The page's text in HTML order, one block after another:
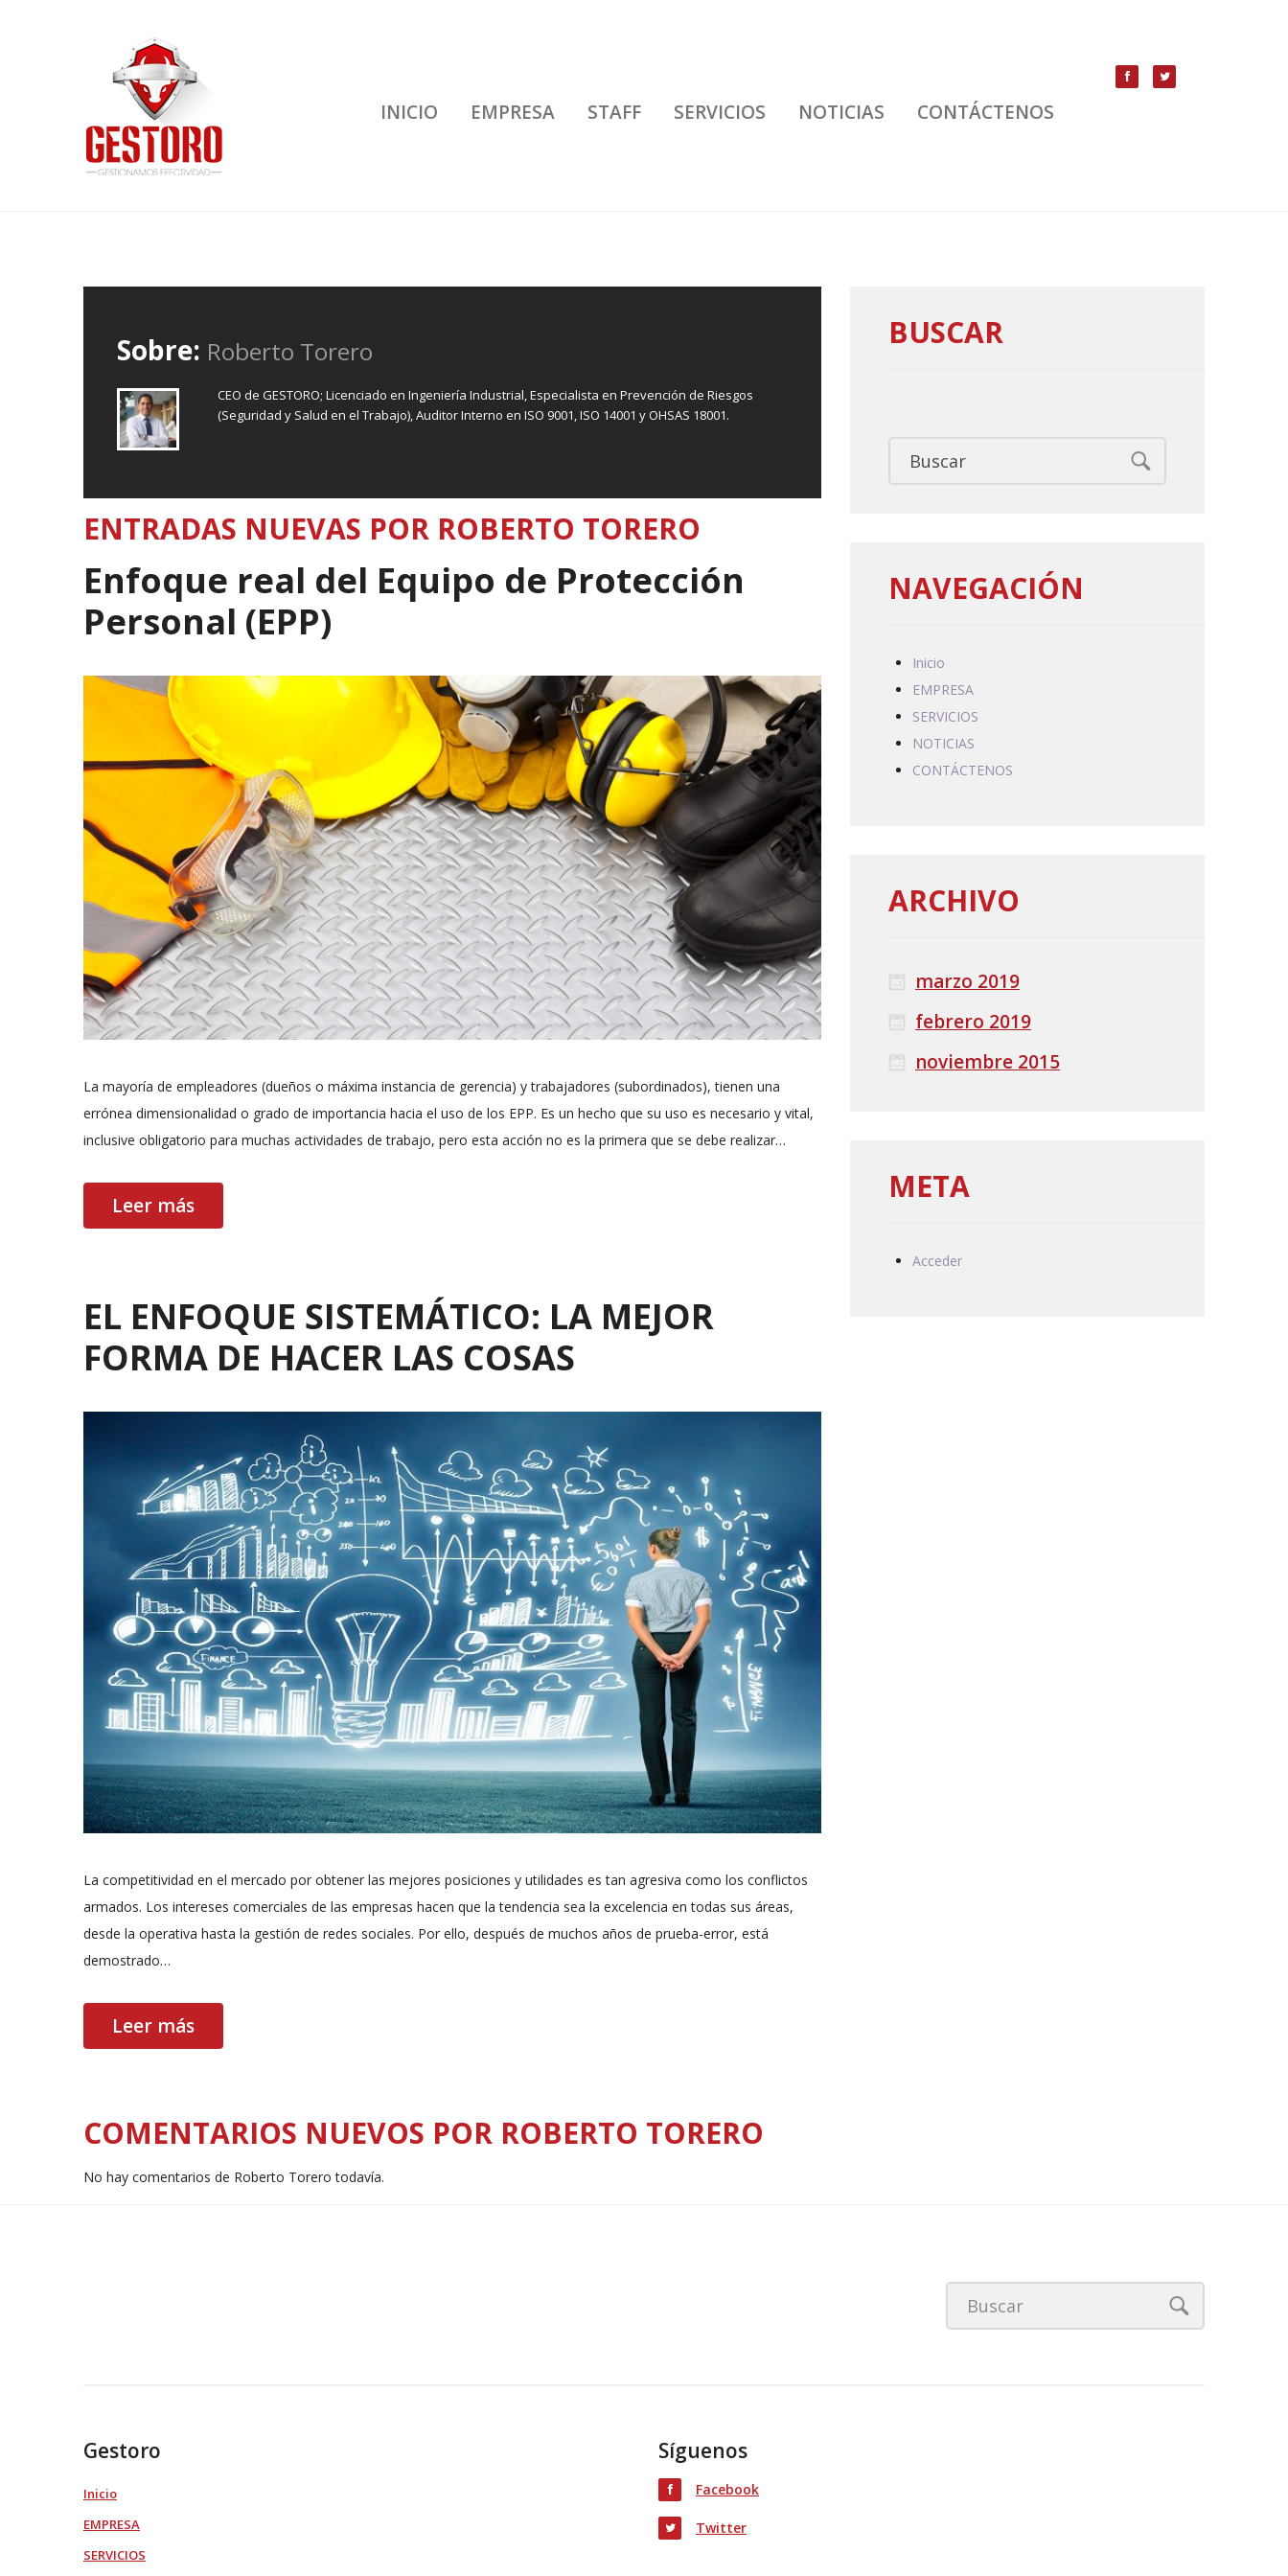
INICIO EMPRESA STAFF SERVICIOS NOTICIAS CONTÁCTENOS
Sobre: Roberto Torero
CEO de GESTORO; Licenciado en Ingeniería Industrial, Especialista en Prevención de Riesgos
(Seguridad y Salud en el Trabajo), Auditor Interno en ISO 9001, ISO 14001 y OHSAS 18001.
ENTRADAS NUEVAS POR ROBERTO TORERO
Enfoque real del Equipo de Protección
Personal (EPP)
La mayoría de empleadores (dueños o máxima instancia de gerencia) y trabajadores (subordinados), tienen una
errónea dimensionalidad o grado de importancia hacia el uso de los EPP. Es un hecho que su uso es necesario y vital,
inclusive obligatorio para muchas actividades de trabajo, pero esta acción no es la primera que se debe realizar…
Leer más
EL ENFOQUE SISTEMÁTICO: LA MEJOR
FORMA DE HACER LAS COSAS
La competitividad en el mercado por obtener las mejores posiciones y utilidades es tan agresiva como los conflictos
armados. Los intereses comerciales de las empresas hacen que la tendencia sea la excelencia en todas sus áreas,
desde la operativa hasta la gestión de redes sociales. Por ello, después de muchos años de prueba-error, está
demostrado…
Leer más
COMENTARIOS NUEVOS POR ROBERTO TORERO
No hay comentarios de Roberto Torero todavía.
BUSCAR
NAVEGACIÓN
Inicio
EMPRESA
SERVICIOS
NOTICIAS
CONTÁCTENOS
ARCHIVO
marzo 2019
febrero 2019
noviembre 2015
META
Acceder
Gestoro
Inicio
EMPRESA
SERVICIOS
Síguenos
Facebook
Twitter